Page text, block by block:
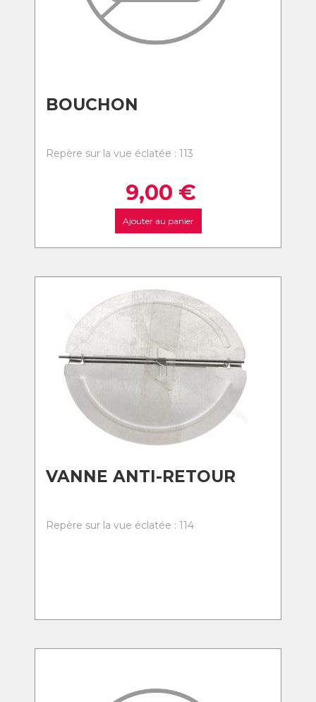
BOUCHON
Repère sur la vue éclatée : 113
9,00 €
Ajouter au panier
VANNE ANTI-RETOUR
Repère sur la vue éclatée : 114